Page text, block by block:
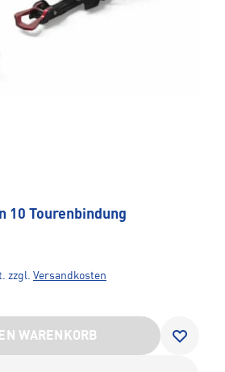
10 Tourenbindung
zzgl. Versandkosten
WARENKORB